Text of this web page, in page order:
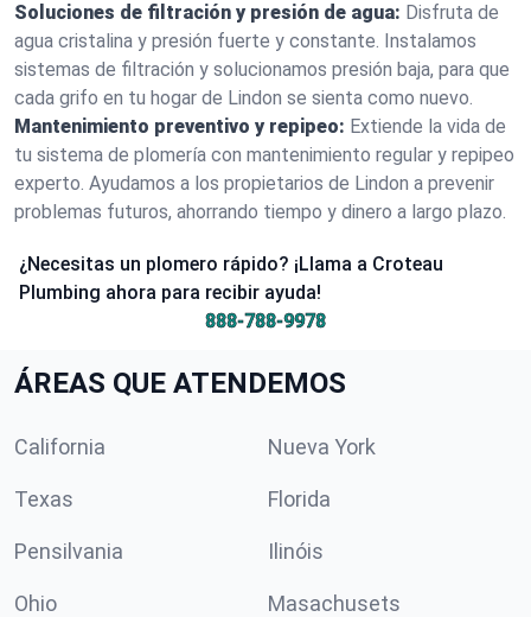
Soluciones de filtración y presión de agua: Disfruta de
agua cristalina y presión fuerte y constante. Instalamos
sistemas de filtración y solucionamos presión baja, para que
cada grifo en tu hogar de Lindon se sienta como nuevo.
Mantenimiento preventivo y repipeo: Extiende la vida de
tu sistema de plomería con mantenimiento regular y repipeo
experto. Ayudamos a los propietarios de Lindon a prevenir
problemas futuros, ahorrando tiempo y dinero a largo plazo.
¿Necesitas un plomero rápido? ¡Llama a Croteau
Plumbing ahora para recibir ayuda!
888-788-9978
ÁREAS QUE ATENDEMOS
California Nueva York
Texas Florida
Pensilvania Ilinóis
Ohio Masachusets